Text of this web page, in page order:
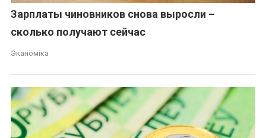
Зарплаты чиновников снова выросли –
сколько получают сейчас
Эканоміка